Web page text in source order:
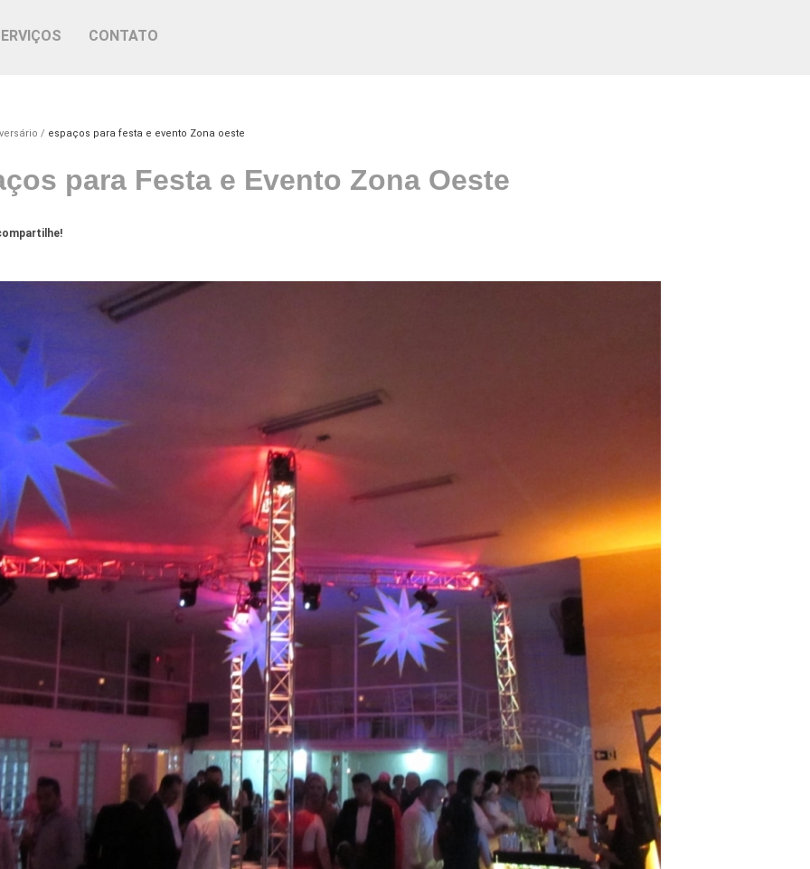
CONTATO
espaços para festa e evento Zona oeste
para Festa e Evento Zona Oeste